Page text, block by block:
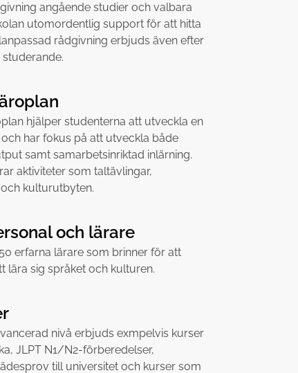
angående studier och valbara
utomordentlig support för att hitta
rådgivning erbjuds även efter
hjälper studenterna att utveckla en
har fokus på att utveckla både
samt samarbetsinriktad inlärning.
aktiviteter som taltävlingar,
kulturutbyten.
och lärare
erfarna lärare som brinner för att
lära sig språket och kulturen.
nivå erbjuds exmpelvis kurser
JLPT N1/N2-förberedelser,
till universitet och kurser som